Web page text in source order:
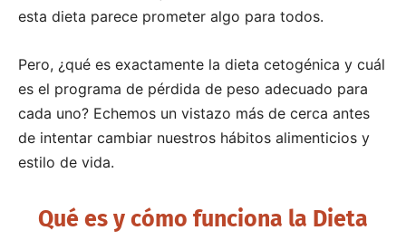
esta dieta parece prometer algo para todos.
Pero, ¿qué es exactamente la dieta cetogénica y cuál
es el programa de pérdida de peso adecuado para
cada uno? Echemos un vistazo más de cerca antes
de intentar cambiar nuestros hábitos alimenticios y
estilo de vida.
Qué es y cómo funciona la Dieta